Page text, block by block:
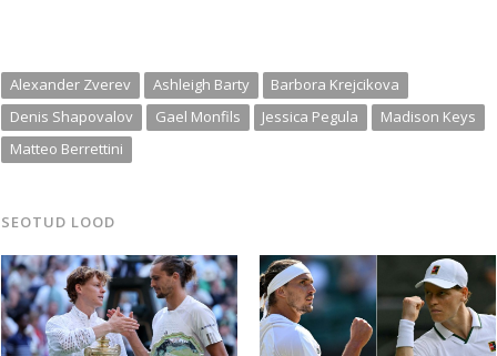
Alexander Zverev Ashleigh Barty
Barbora Krejcikova
Denis Shapovalov
Gael Monfils Jessica Pegula
Madison Keys
Matteo Berrettini
SEOTUD LOOD